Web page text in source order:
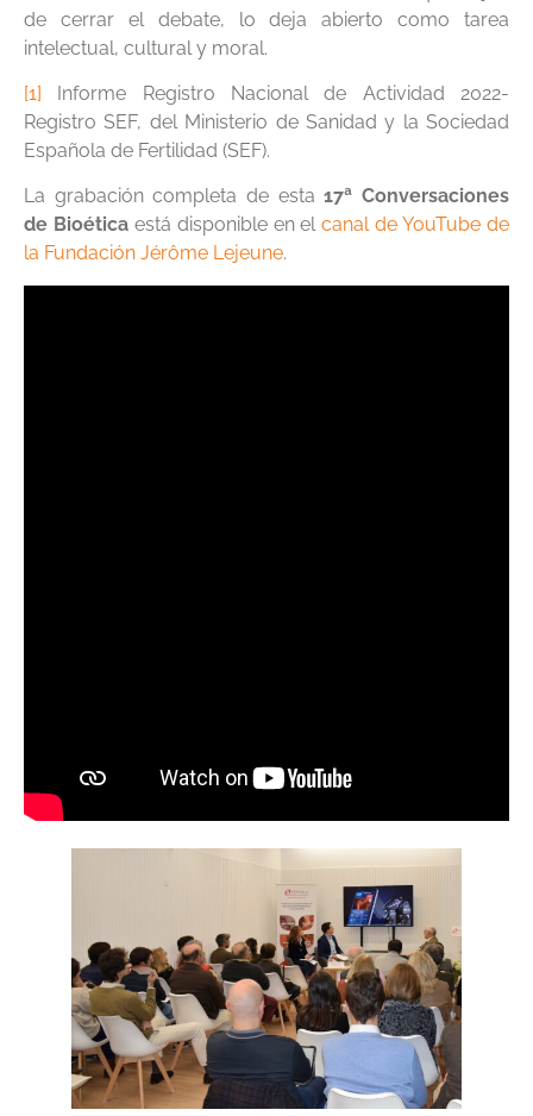
de cerrar el debate, lo deja abierto como tarea
intelectual, cultural y moral.
[1] Informe Registro Nacional de Actividad 2022-
Registro SEF, del Ministerio de Sanidad y la Sociedad
Española de Fertilidad (SEF).
La grabación completa de esta17ª Conversaciones
de Bioéticaestá disponible en elcanal de YouTube de
la Fundación Jérôme Lejeune.